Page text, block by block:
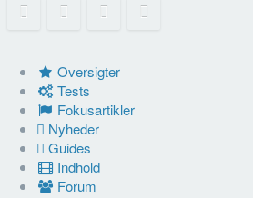
Oversigter
Tests
Fokusartikler
Nyheder
Guides
Indhold
Forum